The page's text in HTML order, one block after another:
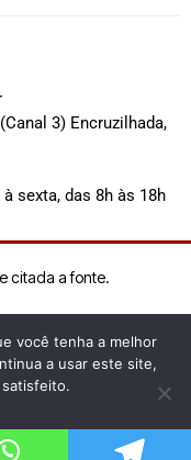
3) Encruzilhada,
sexta, das 8h às 18h
citada a fonte.
você tenha a melhor
a usar este site,